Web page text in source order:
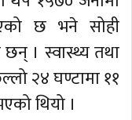
छ भने सोही
। स्वास्थ्य तथा
२४ घण्टामा ११
थियो ।